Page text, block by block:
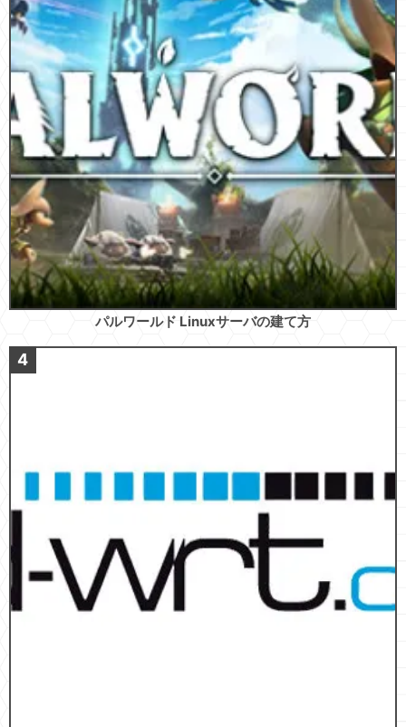
パルワールド Linuxサーバの建て方